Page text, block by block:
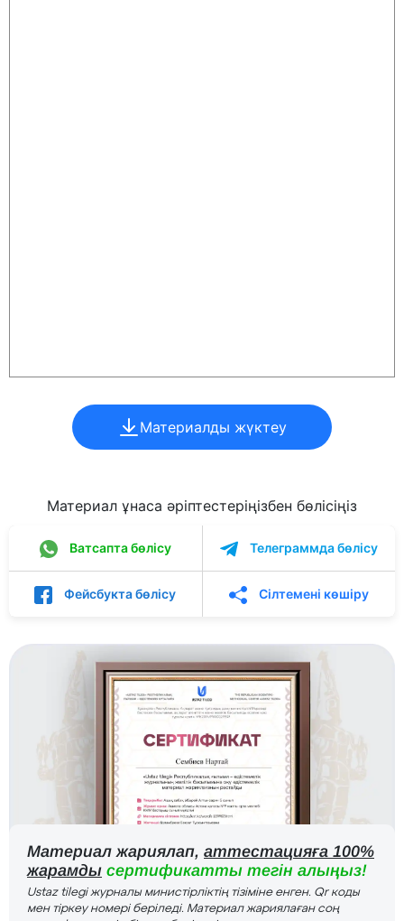
Материалды жүктеу
Материал ұнаса әріптестеріңізбен бөлісіңіз
Ватсапта бөлісу Телеграммда бөлісу
Фейсбукта бөлісу Сілтемені көшіру
Материал жариялап, аттестацияға 100%
жарамды сертификатты тегін алыңыз!
Ustaz tilegi журналы министірліктің тізіміне енген. Qr коды
мен тіркеу номері беріледі. Материал жариялаған соң